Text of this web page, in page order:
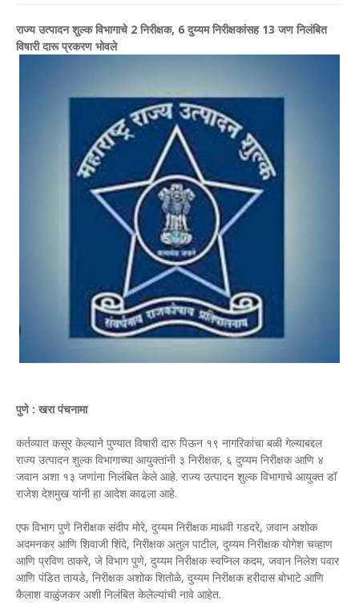
राज्य उत्पादन शुल्क विभागाचे 2 निरीक्षक, 6 दुय्यम निरीक्षकांसह 13 जण निलंबित
विषारी दारू प्रकरण भोवले
पुणे : खरा पंचनामा
कर्तव्यात कसूर केल्याने पुण्यात विषारी दारु पिऊन १९ नागरिकांचा बळी गेल्याबद्दल
राज्य उत्पादन शुल्क विभागाच्या आयुक्तांनी ३ निरीक्षक, ६ दुय्यम निरीक्षक आणि ४
जवान अशा १३ जणांना निलंबित केले आहे. राज्य उत्पादन शुल्क विभागाचे आयुक्त डॉ
राजेश देशमुख यांनी हा आदेश काढला आहे.
एफ विभाग पुणे निरीक्षक संदीप मोरे, दुय्यम निरीक्षक माधवी गडदरे, जवान अशोक
अदमनकर आणि शिवाजी शिंदे, निरीक्षक अतुल पाटील, दुय्यम निरीक्षक योगेश चव्हाण
आणि प्रविण ठाकरे, जे विभाग पुणे, दुय्यम निरीक्षक स्वप्निल कदम, जवान निलेश पवार
आणि पंडित तायडे, निरीक्षक अशोक शितोळे, दुय्यम निरीक्षक हरीदास बोभाटे आणि
कैलाश वाळुंजकर अशी निलंबित केलेल्यांची नावे आहेत.